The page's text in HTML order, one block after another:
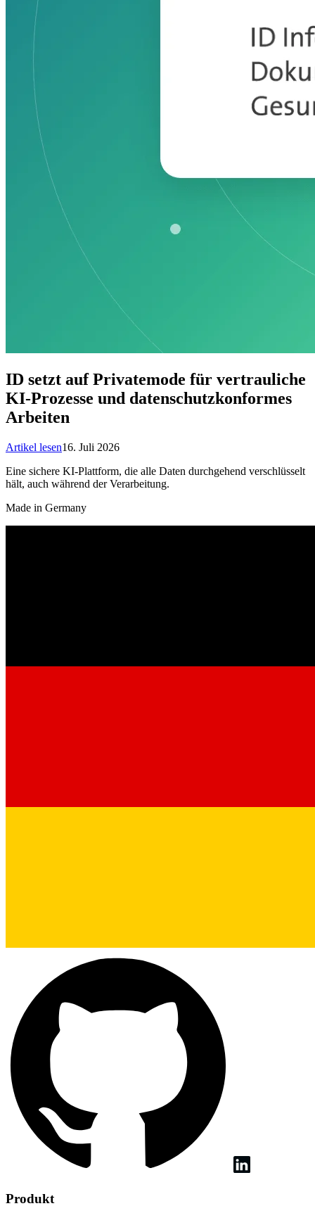
ID setzt auf Privatemode für vertrauliche
KI-Prozesse und datenschutzkonformes
Arbeiten
Artikel lesen16. Juli 2026
Eine sichere KI-Plattform, die alle Daten durchgehend verschlüsselt
hält, auch während der Verarbeitung.
Made in Germany
Produkt